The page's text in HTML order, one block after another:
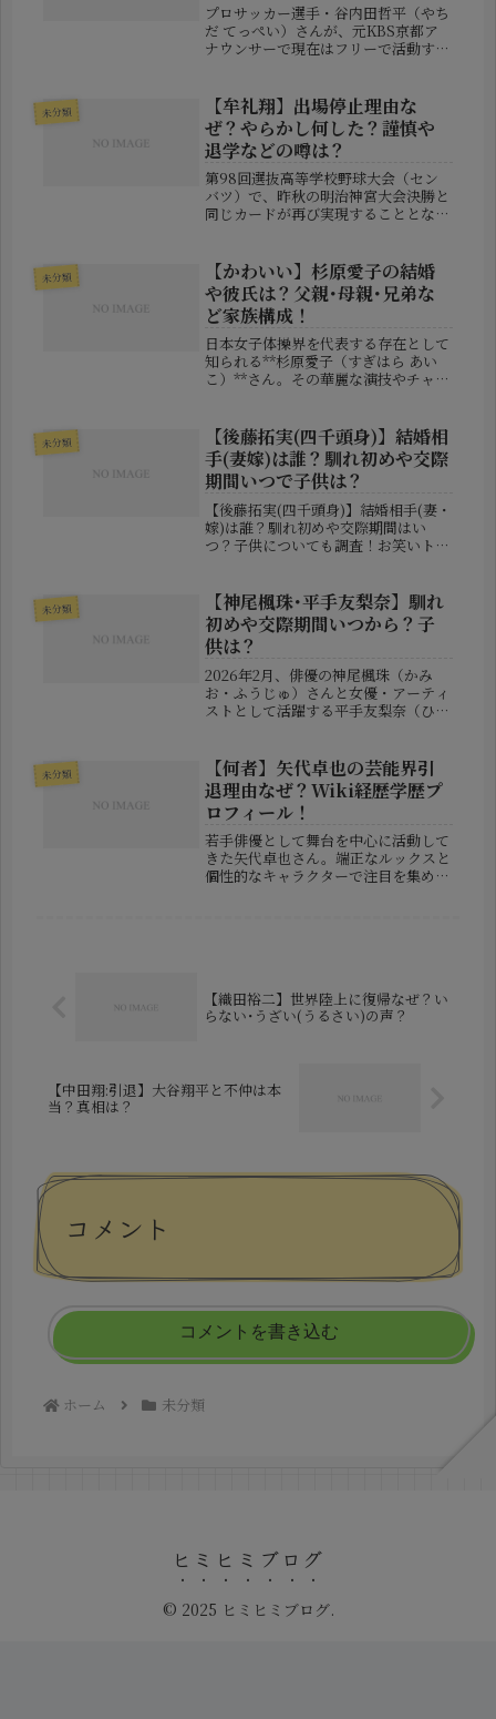
プロサッカー選手・谷内田哲平（やち
だ てっぺい）さんが、元KBS京都ア
ナウンサーで現在はフリーで活動する
せる“テクニシャン”として知られる一
方で、プライベートは比較的知られ...
未分類
【牟礼翔】出場停止理由な
ぜ？やらかし何した？謹慎や
退学などの噂は？
第98回選抜高等学校野球大会（セン
バツ）で、昨秋の明治神宮大会決勝と
同じカードが再び実現することとなり
突する注目の一戦です。しかし、この
試合において大きな話題となっている
のが...
未分類
【かわいい】杉原愛子の結婚
や彼氏は？父親･母親･兄弟な
ど家族構成！
日本女子体操界を代表する存在として
知られる**杉原愛子（すぎはら あい
こ）**さん。その華麗な演技やチャー
成についても注目が集まっています。
本記事では、彼女の恋愛事情（結婚...
未分類
【後藤拓実(四千頭身)】結婚相
手(妻嫁)は誰？馴れ初めや交際
期間いつで子供は？
【後藤拓実(四千頭身)】結婚相手(妻・
嫁)は誰？馴れ初めや交際期間はい
つ？子供についても調査！お笑いトリ
結婚していたことをサプライズ発表
し、大きな話題となりました。番組...
未分類
【神尾楓珠･平手友梨奈】馴れ
初めや交際期間いつから？子
供は？
2026年2月、俳優の神尾楓珠（かみ
お・ふうじゅ）さんと女優・アーティ
ストとして活躍する平手友梨奈（ひら
た。これまでに特に熱愛報道もなかっ
た2人だけに、「いつから付き合っ
て...
未分類
【何者】矢代卓也の芸能界引
退理由なぜ？Wiki経歴学歴プ
ロフィール！
若手俳優として舞台を中心に活動して
きた矢代卓也さん。端正なルックスと
個性的なキャラクターで注目を集めて
【織田裕二】世界陸上に復帰なぜ？い
らない･うざい(うるさい)の声？
【中田翔:引退】大谷翔平と不仲は本
当？真相は？
コメント
コメントを書き込む
ホーム 未分類
ヒミヒミブログ
© 2025 ヒミヒミブログ.